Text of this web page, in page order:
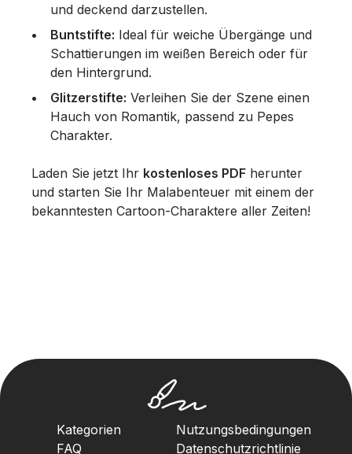
und deckend darzustellen.
Buntstifte: Ideal für weiche Übergänge und
Schattierungen im weißen Bereich oder für
den Hintergrund.
Glitzerstifte: Verleihen Sie der Szene einen
Hauch von Romantik, passend zu Pepes
Charakter.
Laden Sie jetzt Ihr kostenloses PDF herunter
und starten Sie Ihr Malabenteuer mit einem der
bekanntesten Cartoon-Charaktere aller Zeiten!
Kategorien
FAQ
Nutzungsbedingungen
Datenschutzrichtlinie